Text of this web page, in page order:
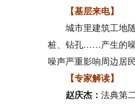
【基层来电】
城市里建筑工地随
桩、钻孔……产生的噪
噪声严重影响周边居
【专家解读】
赵庆杰：法典第